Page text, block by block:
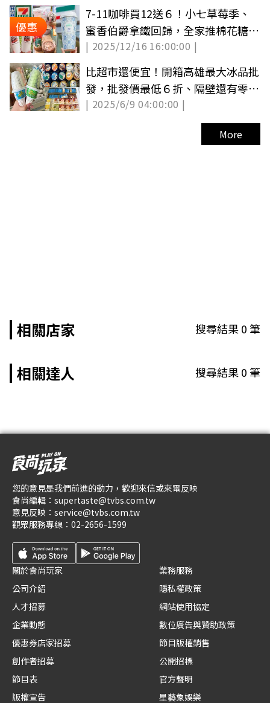
優惠
7-11咖啡買12送６！小七草莓季、
蜜香伯爵拿鐵回歸，全家推棉花糖巧
克力飲
| 2025/12/16 16:00:00 |
比超市還便宜！開箱高雄最大冰品批
發，批發價最低６折、隔壁還有零食
好市多
| 2025/6/9 04:00:00 |
More
相關店家 搜尋結果0筆
相關達人 搜尋結果0筆
您的意見是我們前進的動力，歡迎來信或來電反映
食尚編輯： supertaste@tvbs.com.tw
意見反映： service@tvbs.com.tw
觀眾服務專線： 02-2656-1599
關於食尚玩家
公司介紹
人才招募
企業動態
優惠券店家招募
創作者招募
節目表
版權宣告
業務服務
隱私權政策
網站使用協定
數位廣告與贊助政策
節目版權銷售
公開招標
官方聲明
星藝象娛樂